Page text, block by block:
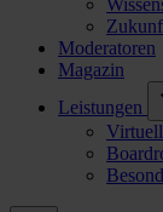
Moderatoren
Magazin
Leistungen